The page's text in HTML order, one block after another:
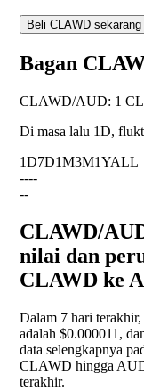
Beli CLAWD sekarang
Bagan
CLAWD/AUD: 1
Di masa lalu 1D,
1D7D1M3M1YALL
----
--
CLAWD/
nilai dan
CLAWD ke
Dalam 7 hari
adalah $0.000011,
data selengkapnya
CLAWD hingga
terakhir.